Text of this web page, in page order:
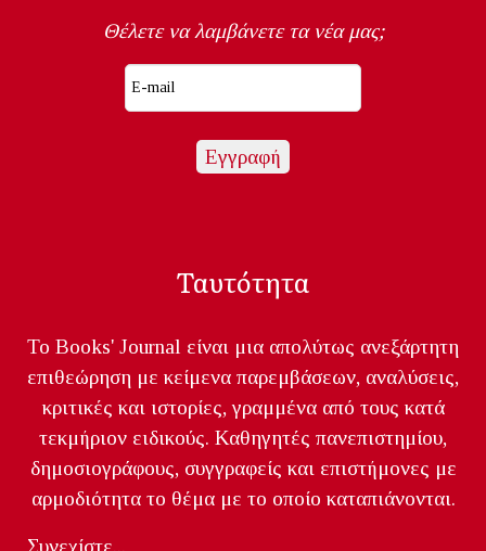
Θέλετε να λαμβάνετε τα νέα μας;
Ταυτότητα
Το Books' Journal είναι μια απολύτως ανεξάρτητη
επιθεώρηση με κείμενα παρεμβάσεων, αναλύσεις,
κριτικές και ιστορίες, γραμμένα από τους κατά
τεκμήριον ειδικούς. Καθηγητές πανεπιστημίου,
δημοσιογράφους, συγγραφείς και επιστήμονες με
αρμοδιότητα το θέμα με το οποίο καταπιάνονται.